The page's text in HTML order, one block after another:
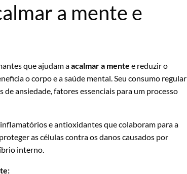
a mente e
que ajudam aacalmar a mente e reduzir o
o corpo e a saúde mental. Seu consumo regular
ansiedade, fatores essenciais para um processo
e antioxidantes que colaboram para a
as células contra os danos causados por
interno.